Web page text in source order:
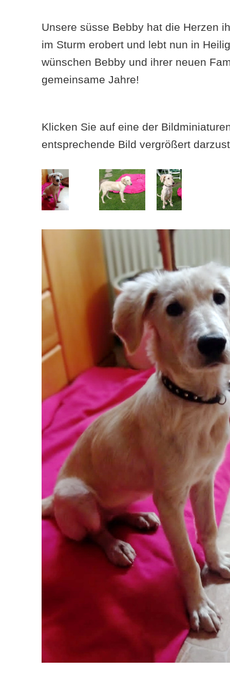
Unsere süsse Bebby hat die Herzen
im Sturm erobert und lebt nun in
wünschen Bebby und ihrer neuen
gemeinsame Jahre!
Klicken Sie auf eine der
entsprechende Bild vergrößert